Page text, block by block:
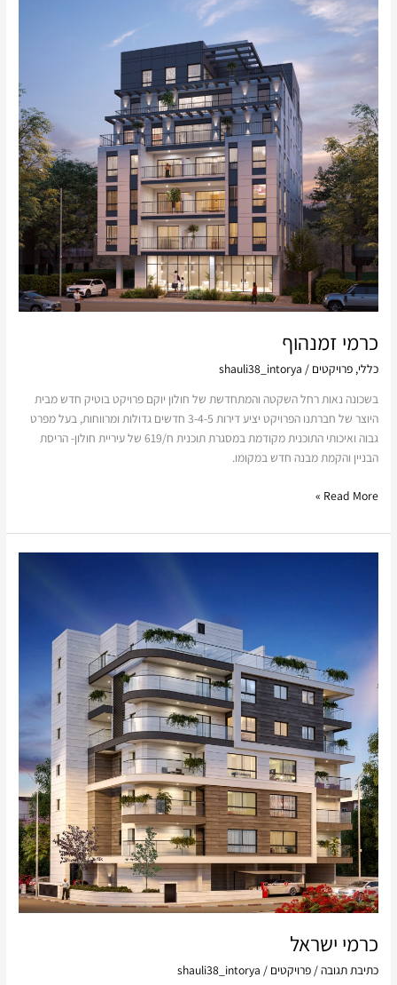
כרמי זמנהוף
כללי,פרויקטים /
shauli38_intorya
בשכונה נאות רחל השקטה והמתחדשת של חולון יוקם פרויקט בוטיק חדש מבית
היוצר של חברתנו הפרויקט יציע דירות 3-4-5 חדשים גדולות ומרווחות, בעל מפרט
גבוה ואיכותי התוכנית מקודמת במסגרת תוכנית ח/619 של עיריית חולון- הריסת
הבניין והקמת מבנה חדש במקומו.
Read More »
כרמי ישראל
כתיבת תגובה/פרויקטים /
shauli38_intorya